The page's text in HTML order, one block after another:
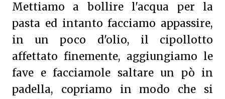
Mettiamo a bollire l'acqua per la
pasta ed intanto facciamo appassire,
in un poco d'olio, il cipollotto
affettato finemente, aggiungiamo le
fave e facciamole saltare un pò in
padella, copriamo in modo che si